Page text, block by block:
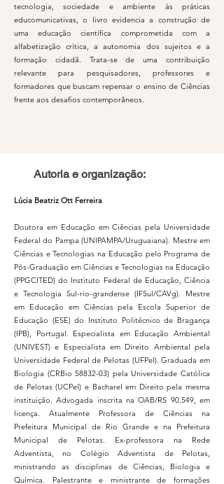
tecnologia, sociedade e ambiente às práticas
educomunicativas, o livro evidencia a construção de
uma educação científica comprometida com a
alfabetização crítica, a autonomia dos sujeitos e a
formação cidadã. Trata-se de uma contribuição
relevante para pesquisadores, professores e
formadores que buscam repensar o ensino de Ciências
frente aos desafios contemporâneos.
Autoria e organização:
Lúcia Beatriz Ott Ferreira
Doutora em Educação em Ciências pela Universidade
Federal do Pampa (UNIPAMPA/Uruguaiana). Mestre em
Ciências e Tecnologias na Educação pelo Programa de
Pós-Graduação em Ciências e Tecnologias na Educação
(PPGCITED) do Instituto Federal de Educação, Ciência
e Tecnologia Sul-rio-grandense (IFSul/CAVg). Mestre
em Educação em Ciências pela Escola Superior de
Educação (ESE) do Instituto Politécnico de Bragança
(IPB), Portugal. Especialista em Educação Ambiental
(UNIVEST) e Especialista em Direito Ambiental pela
Universidade Federal de Pelotas (UFPel). Graduada em
Biologia (CRBio58832-03) pela Universidade Católica
de Pelotas (UCPel) e Bacharel em Direito pela mesma
instituição. Advogada inscrita na OAB/RS 90.549, em
licença. Atualmente Professora de Ciências na
Prefeitura Municipal de Rio Grande e na Prefeitura
Municipal de Pelotas. Ex-professora na Rede
Adventista, no Colégio Adventista de Pelotas,
ministrando as disciplinas de Ciências, Biologia e
Química. Palestrante e ministrante de formações